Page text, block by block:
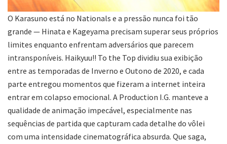
O Karasuno está no Nationals e a pressão nunca foi tão
grande — Hinata e Kageyama precisam superar seus próprios
limites enquanto enfrentam adversários que parecem
intransponíveis. Haikyuu!! To the Top dividiu sua exibição
entre as temporadas de Inverno e Outono de 2020, e cada
parte entregou momentos que fizeram a internet inteira
entrar em colapso emocional. A Production I.G. manteve a
qualidade de animação impecável, especialmente nas
sequências de partida que capturam cada detalhe do vôlei
com uma intensidade cinematográfica absurda. Que saga,